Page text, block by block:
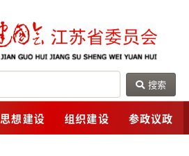
网
搜索
思想建设 组织建设 参政议政